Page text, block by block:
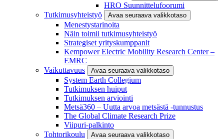
HRO Suunnittelufoorumi
Tutkimusyhteistyö
Avaa seuraava valikkotaso
Menestystarinoita
Näin toimii tutkimusyhteistyö
Strategiset yrityskumppanit
Kempower Electric Mobility Research Center –
EMRC
Vaikuttavuus
Avaa seuraava valikkotaso
System Earth Collegium
Tutkimuksen huiput
Tutkimuksen arviointi
Metsä360 – Uutta arvoa metsästä -tunnustus
The Global Climate Research Prize
Viipuri-palkinto
Tohtorikoulu
Avaa seuraava valikkotaso